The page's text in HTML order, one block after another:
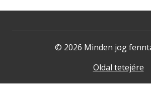
© 2026 Minden jog
Oldal tetejére